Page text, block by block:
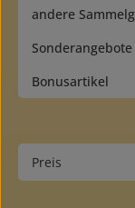
andere
Sonderangebote
Bonusartikel
Preis